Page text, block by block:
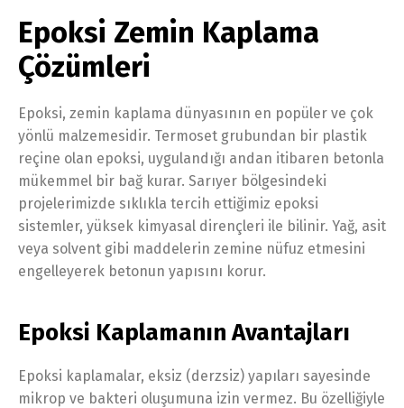
Epoksi Zemin Kaplama
Çözümleri
Epoksi, zemin kaplama dünyasının en popüler ve çok
yönlü malzemesidir. Termoset grubundan bir plastik
reçine olan epoksi, uygulandığı andan itibaren betonla
mükemmel bir bağ kurar. Sarıyer bölgesindeki
projelerimizde sıklıkla tercih ettiğimiz epoksi
sistemler, yüksek kimyasal dirençleri ile bilinir. Yağ, asit
veya solvent gibi maddelerin zemine nüfuz etmesini
engelleyerek betonun yapısını korur.
Epoksi Kaplamanın Avantajları
Epoksi kaplamalar, eksiz (derzsiz) yapıları sayesinde
mikrop ve bakteri oluşumuna izin vermez. Bu özelliğiyle